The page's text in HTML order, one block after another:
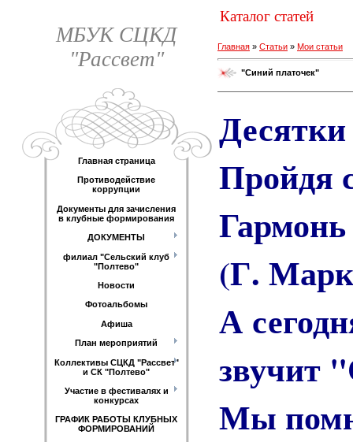
МБУК СЦКД
"Рассвет"
Главная страница
Противодействие
коррупции
Документы для зачисления
в клубные формирования
ДОКУМЕНТЫ
филиал "Сельский клуб
"Полтево"
Новости
Фотоальбомы
Афиша
План мероприятий
Коллективы СЦКД "Рассвет"
и СК "Полтево"
Участие в фестивалях и
конкурсах
ГРАФИК РАБОТЫ КЛУБНЫХ
ФОРМИРОВАНИЙ
Каталог статей
Главная » Статьи » Мои статьи
"Синий платочек"
Пройдя
(Г.
А
звучит
Мы